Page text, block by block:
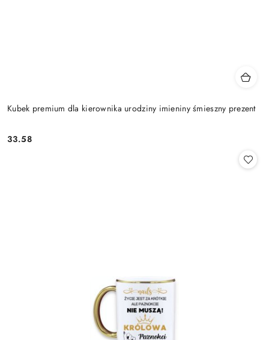
Kubek premium dla kierownika urodziny imieniny śmieszny prezent
Cena:
33.58